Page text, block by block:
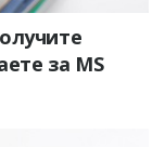
за MS